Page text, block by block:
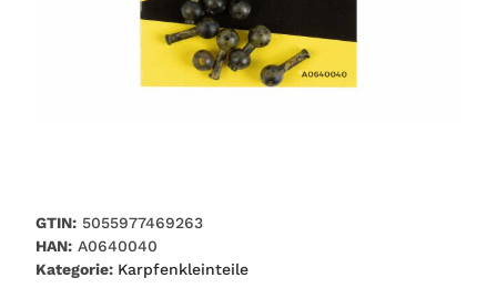
GTIN: 5055977469263
HAN: A0640040
Kategorie: Karpfenkleinteile